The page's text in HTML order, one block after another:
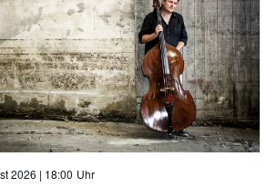
2026 | 18:00